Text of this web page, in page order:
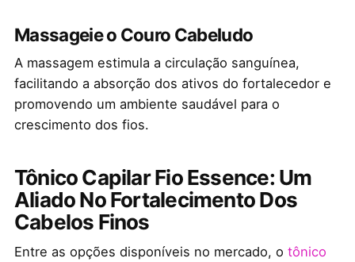
Massageie o Couro Cabeludo
A massagem estimula a circulação sanguínea,
facilitando a absorção dos ativos do fortalecedor e
promovendo um ambiente saudável para o
crescimento dos fios.
Tônico Capilar Fio Essence: Um
Aliado No Fortalecimento Dos
Cabelos Finos
Entre as opções disponíveis no mercado, o tônico